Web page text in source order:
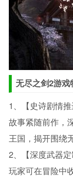
无尽之剑2游戏
1、【史诗剧情推
故事紧随前作，
王国，揭开围绕
2、【深度武器定
玩家可在冒险中